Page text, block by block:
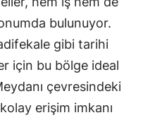
bulunuyor.
gibi tarihi
için bu bölge ideal
çevresindeki
erişim imkanı